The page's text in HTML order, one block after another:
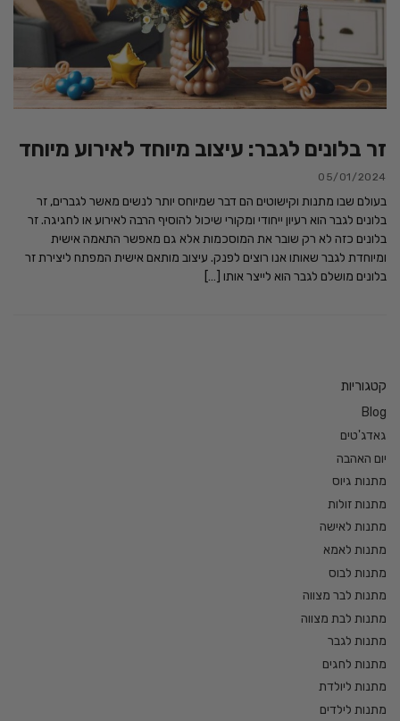
זר בלונים לגבר: עיצוב מיוחד לאירוע מיוחד
05/01/2024
בעולם שבו מתנות וקישוטים הם דבר שמיוחס יותר לנשים מאשר לגברים, זר
בלונים לגבר הוא רעיון ייחודי ומקורי שיכול להוסיף הרבה לאירוע או לחגיגה. זר
בלונים כזה לא רק שובר את המוסכמות אלא גם מאפשר התאמה אישית
ומיוחדת לגבר שאותו אנו רוצים לפנק. עיצוב מותאם אישית המפתח ליצירת זר
בלונים מושלם לגבר הוא לייצר אותו […]
קטגוריות
Blog
גאדג'טים
יום האהבה
מתנות גיוס
מתנות זולות
מתנות לאישה
מתנות לאמא
מתנות לבוס
מתנות לבר מצווה
מתנות לבת מצווה
מתנות לגבר
מתנות לחגים
מתנות ליולדת
מתנות לילדים